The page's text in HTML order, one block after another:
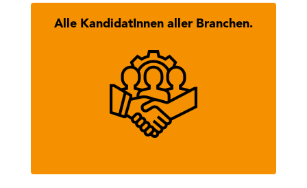
Alle KandidatInnen aller Branchen.
Hier findest Du alle KandidatInnen
des Tiroler Wirtschaftsbundes.
mehr erfahren